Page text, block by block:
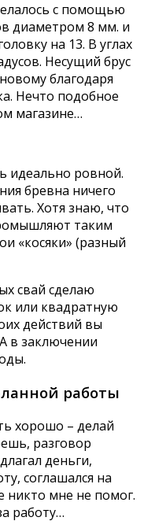
с помощью
диаметром 8 мм. и
на 13. В углах
Несущий брус
благодаря
Нечто подобное
магазине…
идеально ровной.
бревна ничего
Хотя знаю, что
таким
«косяки» (разный
свай сделаю
или квадратную
действий вы
в заключении
работы
хорошо – делай
разговор
деньги,
соглашался на
никто мне не помог.
работу…